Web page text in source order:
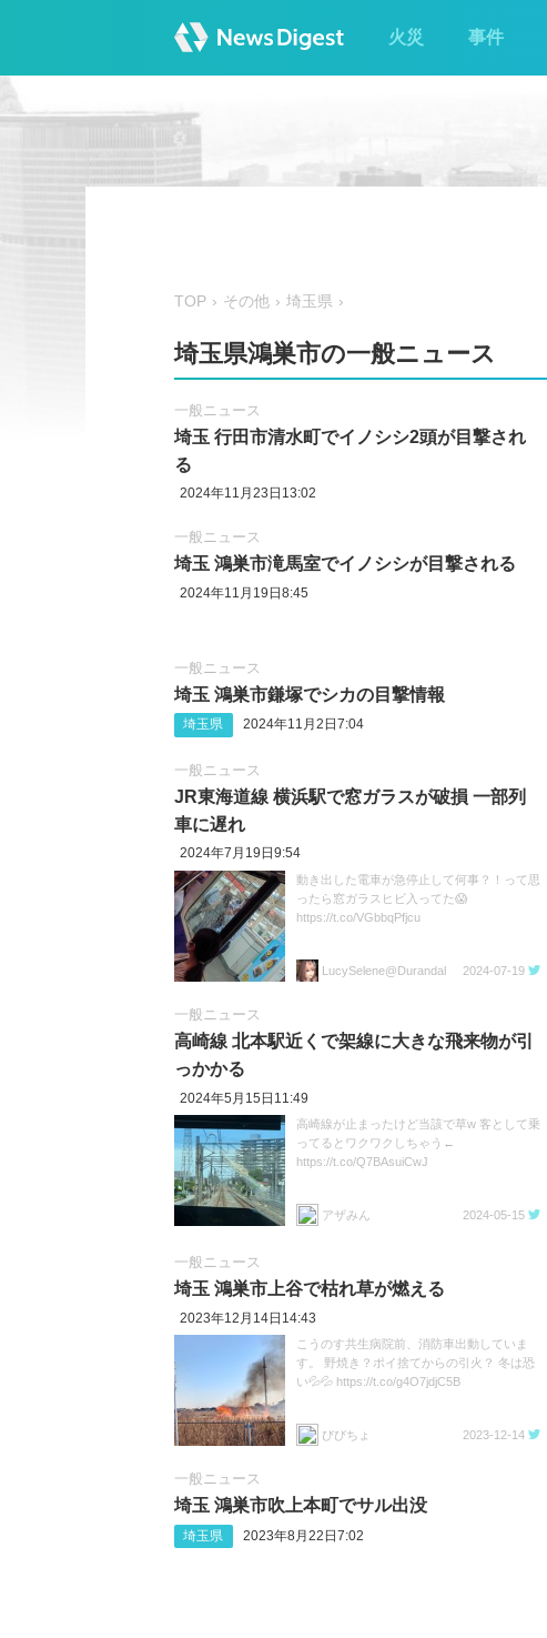
火災 事件
TOP その他 埼玉県
埼玉県鴻巣市の一般ニュース
一般ニュース
埼玉 行田市清水町でイノシシ2頭が目撃され
る
2024年11月23日13:02
一般ニュース
埼玉 鴻巣市滝馬室でイノシシが目撃される
2024年11月19日8:45
一般ニュース
埼玉 鴻巣市鎌塚でシカの目撃情報
埼玉県 2024年11月2日7:04
一般ニュース
JR東海道線 横浜駅で窓ガラスが破損 一部列
車に遅れ
2024年7月19日9:54
動き出した電車が急停止して何事？！って思
ったら窓ガラスヒビ入ってた😱
https://t.co/VGbbqPfjcu
LucySelene@Durandal 2024-07-19
一般ニュース
高崎線 北本駅近くで架線に大きな飛来物が引
っかかる
2024年5月15日11:49
高崎線が止まったけど当該で草w 客として乗
ってるとワクワクしちゃう←
https://t.co/Q7BAsuiCwJ
アザみん 2024-05-15
一般ニュース
埼玉 鴻巣市上谷で枯れ草が燃える
2023年12月14日14:43
こうのす共生病院前、消防車出動していま
す。 野焼き？ポイ捨てからの引火？ 冬は恐
い💦💦 https://t.co/g4O7jdjC5B
びびちょ 2023-12-14
一般ニュース
埼玉 鴻巣市吹上本町でサル出没
埼玉県 2023年8月22日7:02